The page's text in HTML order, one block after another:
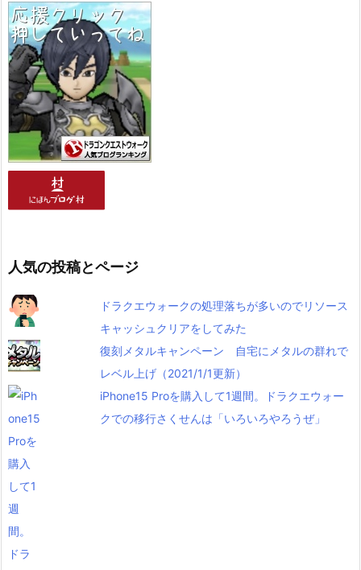
人気の投稿とページ
ドラクエウォークの処理落ちが多いのでリソース
キャッシュクリアをしてみた
復刻メタルキャンペーン 自宅にメタルの群れで
レベル上げ（2021/1/1更新）
iPhone15 Proを購入して1週間。ドラクエウォー
クでの移行さくせんは「いろいろやろうぜ」